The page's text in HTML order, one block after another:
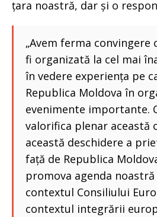
țara noastră, dar și o
„Avem ferma convingere
fi organizată la cel mai
în vedere experiența pe
Republica Moldova în
evenimente importante.
valorifica plenar
această deschidere a
față de Republica
promova agenda
contextul Consiliului
contextul integrării